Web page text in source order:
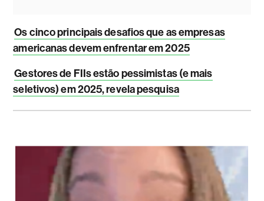
Os cinco principais desafios que as empresas
americanas devem enfrentar em 2025
Gestores de FIIs estão pessimistas (e mais
seletivos) em 2025, revela pesquisa